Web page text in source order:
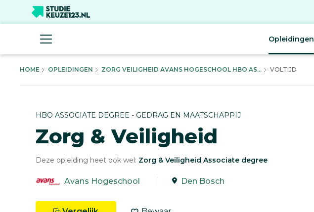
Opleidingen
HOME OPLEIDINGEN ZORG VEILIGHEID AVANS HOGESCHOOL HBO AS... VOLTIJD
HBO ASSOCIATE DEGREE - GEDRAG EN MAATSCHAPPIJ
Zorg & Veiligheid
Deze opleiding heet ook wel: Zorg & Veiligheid Associate degree
Avans Hogeschool Den Bosch